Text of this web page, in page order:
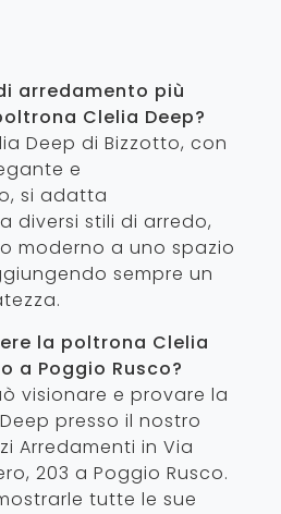
arredamento più
Clelia Deep?
Deep di Bizzotto, con
e
si adatta
diversi stili di arredo,
moderno a uno spazio
sempre un
la poltrona Clelia
a Poggio Rusco?
visionare e provare la
presso il nostro
Arredamenti in Via
203 a Poggio Rusco.
tutte le sue